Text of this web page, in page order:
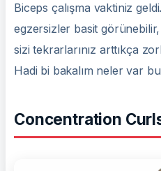
Biceps çalışma vaktiniz
egzersizler basit
sizi tekrarlarınız arttıkça
Hadi bi bakalım neler var
Concentration